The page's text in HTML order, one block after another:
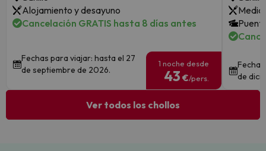
Alojamiento y desayuno
Cancelación GRATIS hasta 8 días antes
Fechas para viajar: hasta el 27
de septiembre de 2026.
1 noche desde
43 €/pers.
Media
de
Ver todos los chollos